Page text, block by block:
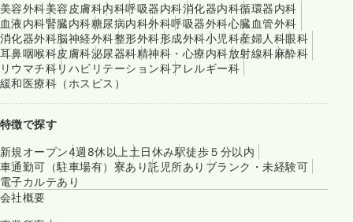
美容外科美容皮膚科内科呼吸器内科消化器内科循環器内科
血液内科腎臓内科糖尿病内科外科呼吸器外科心臓血管外科
消化器外科脳神経外科整形外科形成外科小児科産婦人科眼科
耳鼻咽喉科皮膚科泌尿器科精神科・心療内科放射線科麻酔科
リウマチ科リハビリテーション科アレルギー科
緩和医療科（ホスピス）
特徴で探す
新規オープン4週8休以上 土日休み駅徒歩５分以内
車通勤可（駐車場有） 寮あり託児所あり ブランク・未経験可
電子カルテあり
会社概要